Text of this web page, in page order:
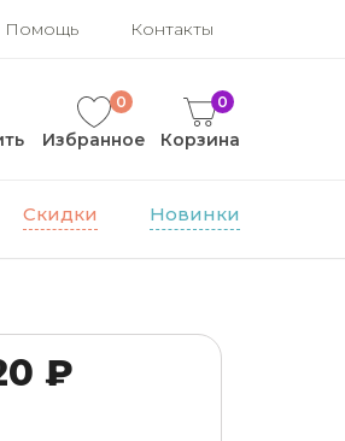
Помощь Контакты
0
Избранное Корзина
0
Скидки Новинки
₽